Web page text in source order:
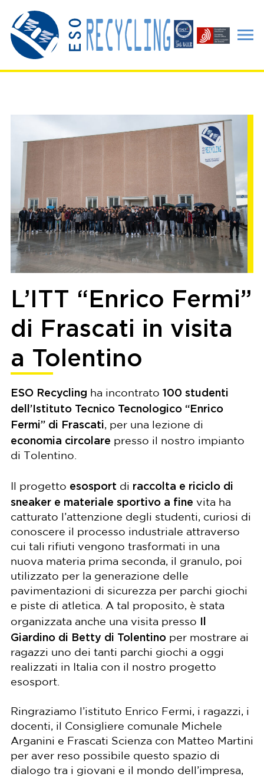
L’ITT “Enrico Fermi”
di Frascati in visita
a Tolentino
ESO Recycling ha incontrato 100 studenti
dell’Istituto Tecnico Tecnologico “Enrico
Fermi” di Frascati, per una lezione di
economia circolare presso il nostro impianto
di Tolentino.
Il progetto esosport di raccolta e riciclo di
sneaker e materiale sportivo a fine vita ha
catturato l’attenzione degli studenti, curiosi di
conoscere il processo industriale attraverso
cui tali rifiuti vengono trasformati in una
nuova materia prima seconda, il granulo, poi
utilizzato per la generazione delle
pavimentazioni di sicurezza per parchi giochi
e piste di atletica. A tal proposito, è stata
organizzata anche una visita presso Il
Giardino di Betty di Tolentino per mostrare ai
ragazzi uno dei tanti parchi giochi a oggi
realizzati in Italia con il nostro progetto
esosport.
Ringraziamo l’istituto Enrico Fermi, i ragazzi, i
docenti, il Consigliere comunale Michele
Arganini e Frascati Scienza con Matteo Martini
per aver reso possibile questo spazio di
dialogo tra i giovani e il mondo dell’impresa,